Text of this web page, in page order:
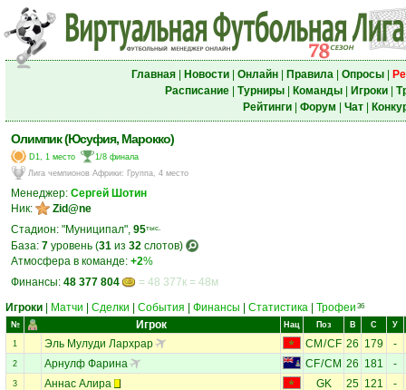
Главная| Новости| Онлайн| Правила| Опросы|
Расписание| Турниры| Команды| Игроки|
Рейтинги| Форум Чат|
Олимпик (Юсуфия, Марокко)
D1, 1 место
1/8 финала
Лига чемпионов Африки: Группа, 4 место
Менеджер: Сергей Шотин
Ник:
Zid@ne
Стадион: "Муниципал", 95тыс.
База: 7 уровень (31 из 32 слотов)
Атмосфера в команде: +2%
Финансы: 48 377 804
= 48 377к = 48м
Игроки
Матчи Сделки События Финансы Статистика Трофеи 36
№ Игрок Нац Поз В С У
1 Эль Мулуди Лархрар CM /CF 26 179 -
2 Арнулф Фарина CF/CM 26 181 -
3 Аннас Алира GK 25 121 -